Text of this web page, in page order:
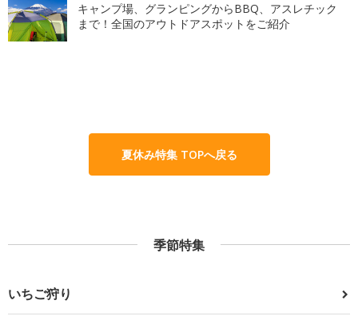
キャンプ場、グランピングからBBQ、アスレチック
まで！全国のアウトドアスポットをご紹介
夏休み特集 TOPへ戻る
季節特集
いちご狩り